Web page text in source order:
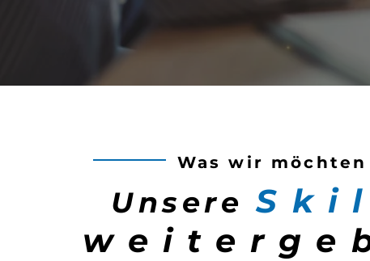
Was wir möchten
Unsere